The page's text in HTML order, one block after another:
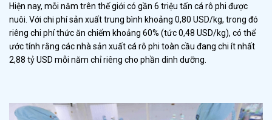
Hiện nay, mỗi năm trên thế giới có gần 6 triệu tấn cá rô phi được
nuôi. Với chi phí sản xuất trung bình khoảng 0,80 USD/kg, trong đó
riêng chi phí thức ăn chiếm khoảng 60% (tức 0,48 USD/kg), có thể
ước tính rằng các nhà sản xuất cá rô phi toàn cầu đang chi ít nhất
2,88 tỷ USD mỗi năm chỉ riêng cho phần dinh dưỡng.